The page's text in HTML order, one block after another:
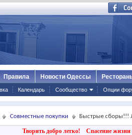
Календарь Сообщество Опции
Правила Новости Одессы
Совместные покупки Быстрые сборы!!!
Творить добро легко! Спасение жизни